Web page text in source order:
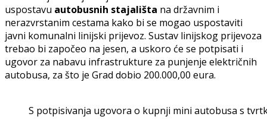
uspostavu autobusnih stajališta na državnim i
nerazvrstanim cestama kako bi se mogao uspostaviti
javni komunalni linijski prijevoz. Sustav linijskog prijevoza
trebao bi započeo na jesen, a uskoro će se potpisati i
ugovor za nabavu infrastrukture za punjenje električnih
autobusa, za što je Grad dobio 200.000,00 eura.
S potpisivanja ugovora o kupnji mini autobusa s